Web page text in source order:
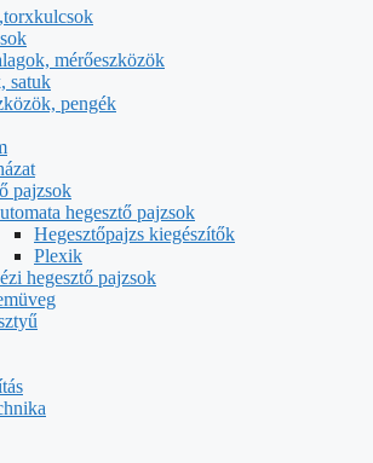
mérőeszközök
satuk
pengék
pajzsok
hegesztő pajzsok
Hegesztőpajzs kiegészítők
Plexik
hegesztő pajzsok